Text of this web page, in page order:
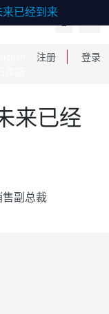
注册 登录
已经到来
来已经
副总裁